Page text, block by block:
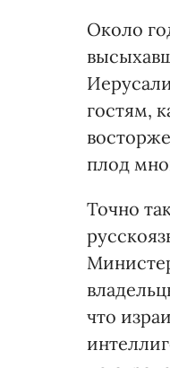
Около
гостям,
плод
Точно
что